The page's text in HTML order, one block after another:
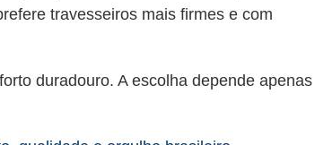
travesseiros mais firmes e com
duradouro. A escolha depende apenas